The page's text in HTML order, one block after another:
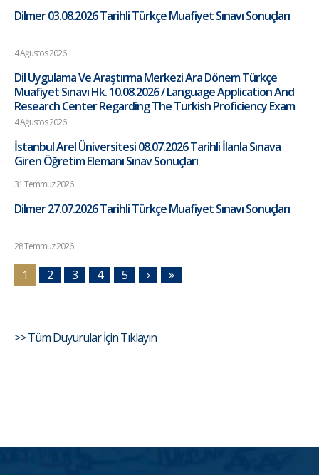
Dilmer 03.08.2026 Tarihli Türkçe Muafiyet Sınavı Sonuçları
4 Ağustos 2026
Dil Uygulama Ve Araştırma Merkezi Ara Dönem Türkçe
Muafiyet Sınavı Hk. 10.08.2026 / Language Application And
Research Center Regarding The Turkish Proficiency Exam
4 Ağustos 2026
İstanbul Arel Üniversitesi 08.07.2026 Tarihli İlanla Sınava
Giren Öğretim Elemanı Sınav Sonuçları
31 Temmuz 2026
Dilmer 27.07.2026 Tarihli Türkçe Muafiyet Sınavı Sonuçları
28 Temmuz 2026
1 2 3 4 5
>> Tüm Duyurular İçin Tıklayın